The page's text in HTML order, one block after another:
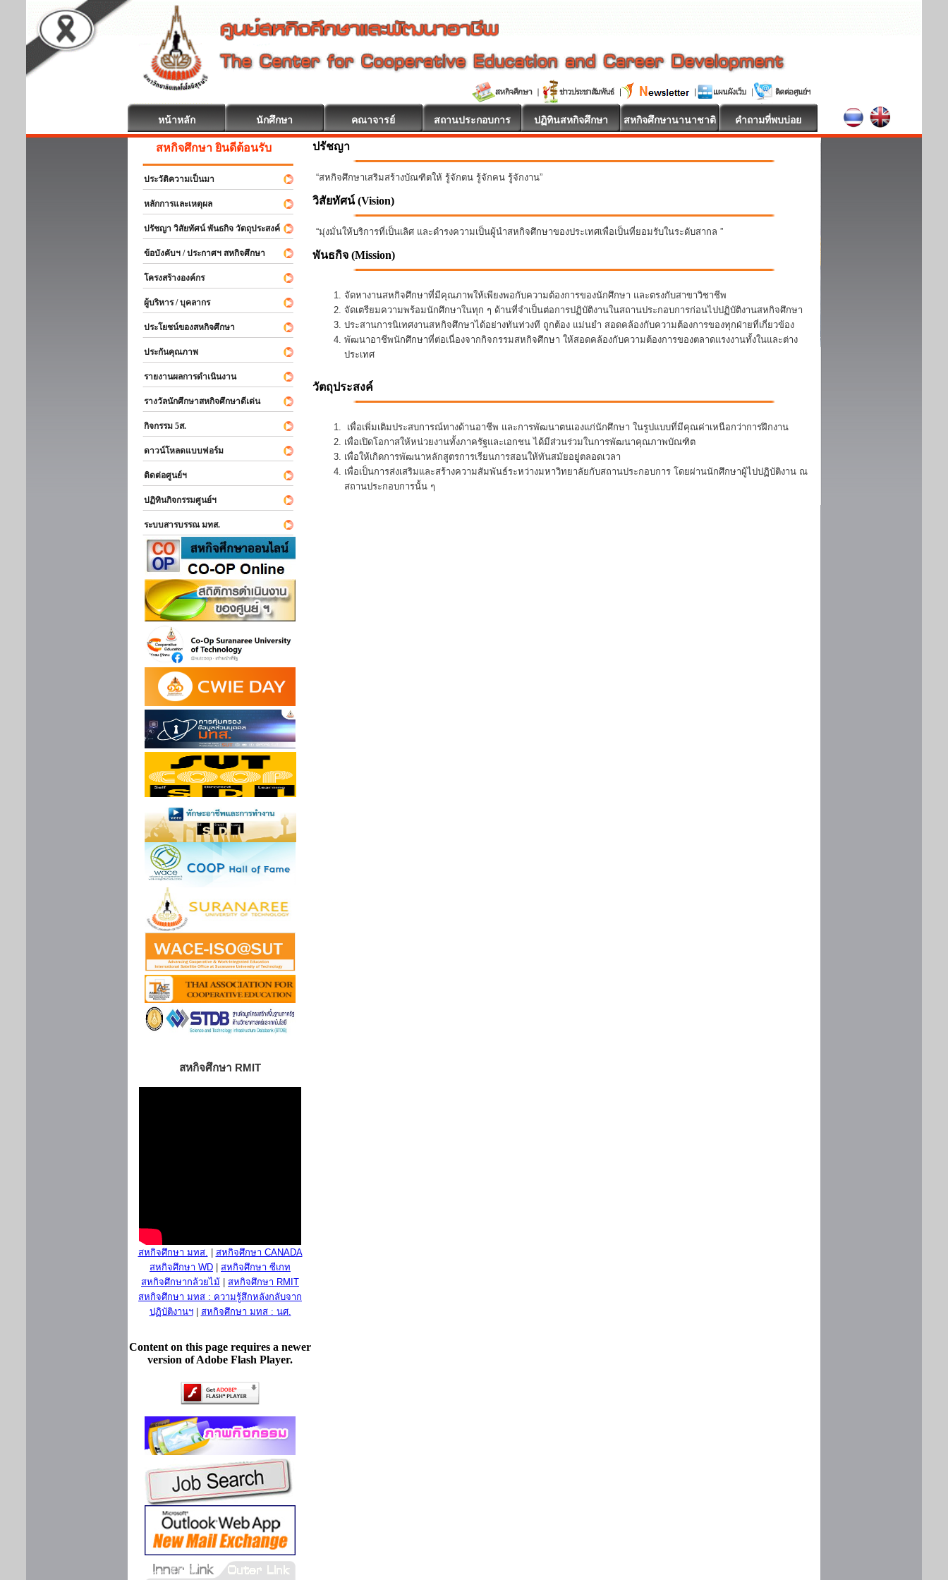
หน้าหลัก นักศึกษา คณาจารย์ สถานประกอบการ ปฏิทินสหกิจศึกษา สหกิจศึกษานานาชาติ คำถามที่พบบ่อย
สหกิจศึกษา ยินดีต้อนรับ
ประวัติความเป็นมา
หลักการและเหตุผล
ปรัชญา วิสัยทัศน์ พันธกิจ วัตถุประสงค์
ข้อบังคับฯ / ประกาศฯ สหกิจศึกษา
โครงสร้างองค์กร
ผู้บริหาร / บุคลากร
ประโยชน์ของสหกิจศึกษา
ประกันคุณภาพ
รายงานผลการดำเนินงาน
รางวัลนักศึกษาสหกิจศึกษาดีเด่น
กิจกรรม 5ส.
ดาวน์โหลดแบบฟอร์ม
ติดต่อศูนย์ฯ
ปฏิทินกิจกรรมศูนย์ฯ
ระบบสารบรรณ มทส.
สหกิจศึกษา RMIT
สหกิจศึกษา มทส.
สหกิจศึกษา CANADA
สหกิจศึกษา WD
สหกิจศึกษา ซีเกท
สหกิจศึกษากล้วยไม้
สหกิจศึกษา RMIT
สหกิจศึกษา มทส : ความรู้สึกหลังกลับจาก
ปฏิบัติงานฯ| สหกิจศึกษา มทส : นศ.
Content on this page requires a newer
version of Adobe Flash Player.
ปรัชญา
“สหกิจศึกษาเสริมสร้างบัณฑิตให้ รู้จักตน รู้จักคน รู้จักงาน”
วิสัยทัศน์ (Vision)
“มุ่งมั่นให้บริการที่เป็นเลิศ และดำรงความเป็นผู้นำสหกิจศึกษาของประเทศเพื่อเป็นที่ยอมรับในระดับสากล ”
พันธกิจ (Mission)
จัดหางานสหกิจศึกษาที่มีคุณภาพให้เพียงพอกับความต้องการของนักศึกษา และตรงกับสาขาวิชาชีพ
จัดเตรียมความพร้อมนักศึกษาในทุก ๆ ด้านที่จำเป็นต่อการปฏิบัติงานในสถานประกอบการก่อนไปปฏิบัติงานสหกิจศึกษา
ประสานการนิเทศงานสหกิจศึกษาได้อย่างทันท่วงที ถูกต้อง แม่นยำ สอดคล้องกับความต้องการของทุกฝ่ายที่เกี่ยวข้อง
พัฒนาอาชีพนักศึกษาที่ต่อเนื่องจากกิจกรรมสหกิจศึกษา ให้สอดคล้องกับความต้องการของตลาดแรงงานทั้งในและต่าง
ประเทศ
วัตถุประสงค์
เพื่อเพิ่มเติมประสบการณ์ทางด้านอาชีพ และการพัฒนาตนเองแก่นักศึกษา ในรูปแบบที่มีคุณค่าเหนือกว่าการฝึกงาน
เพื่อเปิดโอกาสให้หน่วยงานทั้งภาครัฐและเอกชน ได้มีส่วนร่วมในการพัฒนาคุณภาพบัณฑิต
เพื่อให้เกิดการพัฒนาหลักสูตรการเรียนการสอนให้ทันสมัยอยู่ตลอดเวลา
เพื่อเป็นการส่งเสริมและสร้างความสัมพันธ์ระหว่างมหาวิทยาลัยกับสถานประกอบการ โดยผ่านนักศึกษาผู้ไปปฏิบัติงาน ณ
สถานประกอบการนั้น ๆ